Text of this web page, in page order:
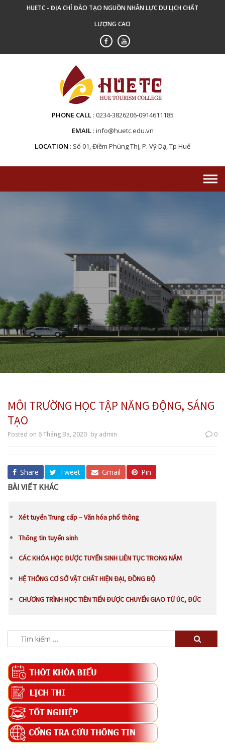
HUETC - ĐỊA CHỈ ĐÀO TẠO NGUỒN NHÂN LỰC DU LỊCH CHẤT
LƯỢNG CAO
PHONE CALL 0234-3826206-0914611185
EMAIL info@huetc.edu.vn
LOCATION
Số 01, Điềm Phùng Thị, P. Vỹ Dạ, Tp Huế
MÔI TRƯỜNG HỌC TẬP NĂNG ĐỘNG, SÁNG
TẠO
Posted on 6 Tháng Ba, 2020 by admin 0
Share Tweet Gmail Pin
BÀI VIẾT KHÁC
Xét tuyển Trung cấp – Văn hóa phổ thông
Thông tin tuyển sinh
CÁC KHÓA HỌC ĐƯỢC TUYỂN SINH LIÊN TỤC TRONG NĂM
HỆ THỐNG CƠ SỞ VẬT CHẤT HIỆN ĐẠI, ĐỒNG BỘ
CHƯƠNG TRÌNH HỌC TIÊN TIẾN ĐƯỢC CHUYỂN GIAO TỪ ÚC, ĐỨC
kiếm